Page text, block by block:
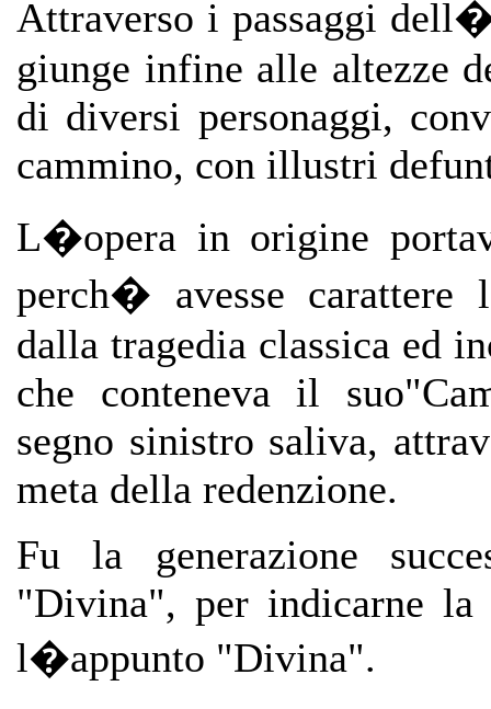
Attraverso i passaggi
giunge infine alle altezze
di diversi personaggi,
cammino, con illustri
L�opera in origine
perch� avesse carattere
dalla tragedia classica ed
che conteneva il
segno sinistro saliva,
meta della redenzione.
Fu la generazione
"Divina", per indicarne la
l�appunto "Divina".